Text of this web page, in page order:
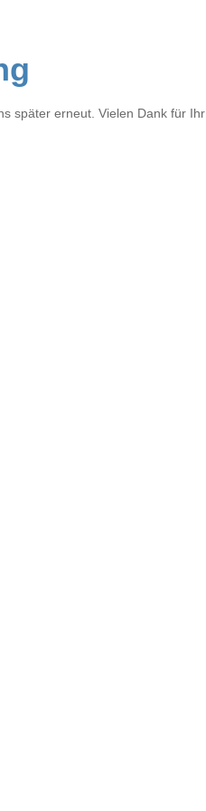
später erneut. Vielen Dank für Ihr